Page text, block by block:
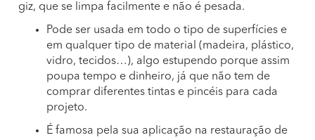
giz, que se limpa facilmente e não é pesada.
Pode ser usada em todo o tipo de superfícies e
em qualquer tipo de material (madeira, plástico,
vidro, tecidos…), algo estupendo porque assim
poupa tempo e dinheiro, já que não tem de
comprar diferentes tintas e pincéis para cada
projeto.
É famosa pela sua aplicação na restauração de